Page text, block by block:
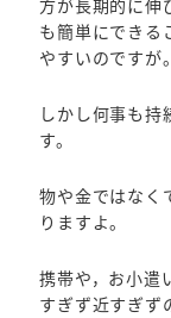
も簡単にできる
やすいのですが
しかし何事も持
す。
物や金ではなく
りますよ。
携帯や，お小遣
すぎず近すぎず